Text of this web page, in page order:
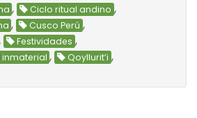
, Ciclo ritual andino ,
, Cusco Perú ,
Festividades ,
, Qoyllurit’i ,